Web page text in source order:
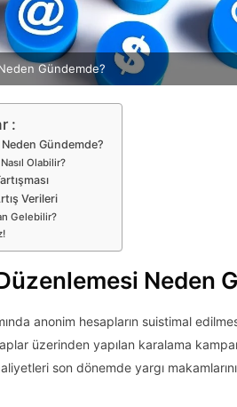
Gündemde?
:
Gündemde?
Olabilir?
Verileri
Gelebilir?
Neden
anonim hesapların suistimal
üzerinden yapılan karalama
son dönemde yargı